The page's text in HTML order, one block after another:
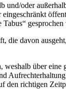
und/oder
die davon
weshalb über
den richtigen